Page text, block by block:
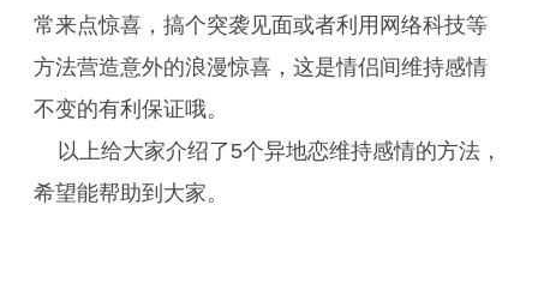
常来点惊喜，搞个突袭见面或者利用网络科技等
方法营造意外的浪漫惊喜，这是情侣间维持感情
不变的有利保证哦。
以上给大家介绍了5个异地恋维持感情的方法，
希望能帮助到大家。